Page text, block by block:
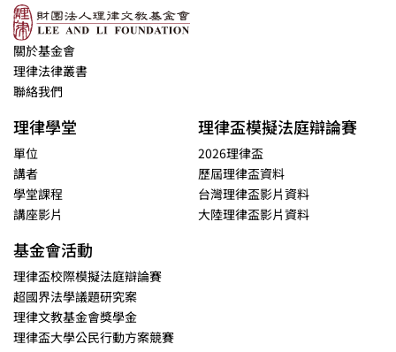
關於基金會
理律法律叢書
聯絡我們
理律學堂
單位
講者
學堂課程
講座影片
理律盃模擬法庭辯論賽
2026理律盃
歷屆理律盃資料
台灣理律盃影片資料
大陸理律盃影片資料
基金會活動
理律盃校際模擬法庭辯論賽
超國界法學議題研究案
理律文教基金會獎學金
理律盃大學公民行動方案競賽